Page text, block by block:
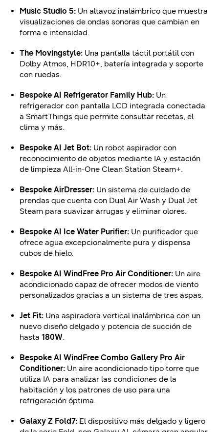
Music Studio 5: Un altavoz inalámbrico que muestra
visualizaciones de ondas sonoras que cambian en
forma e intensidad.
The Movingstyle: Una pantalla táctil portátil con
Dolby Atmos, HDR10+, batería integrada y soporte
con ruedas.
Bespoke AI Refrigerator Family Hub: Un
refrigerador con pantalla LCD integrada conectada
a SmartThings que permite consultar recetas, el
clima y más.
Bespoke AI Jet Bot: Un robot aspirador con
reconocimiento de objetos mediante IA y estación
de limpieza All-in-One Clean Station Steam+.
Bespoke AirDresser: Un sistema de cuidado de
prendas que cuenta con Dual Air Wash y Dual Jet
Steam para suavizar arrugas y eliminar olores.
Bespoke AI Ice Water Purifier: Un purificador que
ofrece agua excepcionalmente pura y dispensa
cubos de hielo.
Bespoke AI WindFree Pro Air Conditioner: Un aire
acondicionado capaz de ofrecer modos de viento
personalizados gracias a un sistema de tres aspas.
Jet Fit: Una aspiradora vertical inalámbrica con un
nuevo diseño delgado y potencia de succión de
hasta 180W
Bespoke AI WindFree Combo Gallery Pro Air
Conditioner: Un aire acondicionado tipo torre que
utiliza IA para analizar las condiciones de la
habitación y los patrones de uso para una
refrigeración óptima.
Galaxy Z Fold7: El dispositivo más delgado y ligero